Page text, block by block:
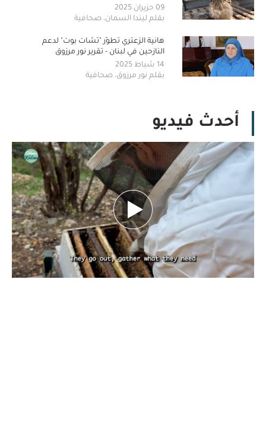
السمان
09 حزيران 2025
بقلم ليندا السمان، صحافية
هانية الزعتري تطوّر "تشات بوت" لدعم
النازحين في لبنان - تقرير نور مرزوق
14 شباط 2025
بقلم نور مرزوق، صحافية
أحدث فيديو